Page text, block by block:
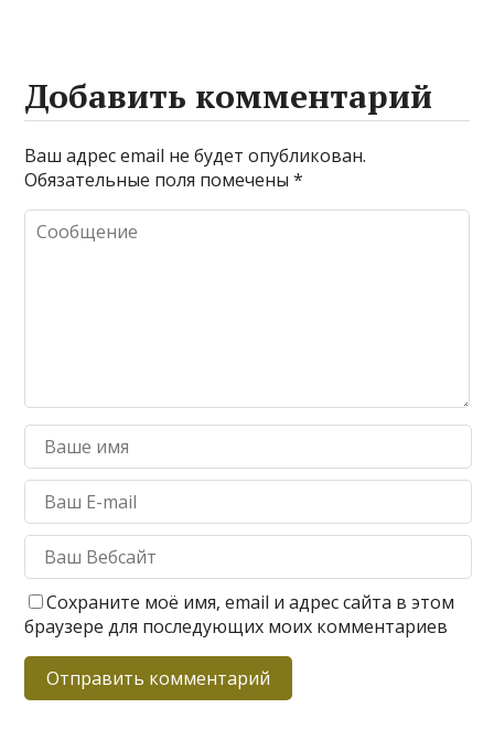
Добавить комментарий
Ваш адрес email не будет опубликован.
Обязательные поля помечены*
Сохраните моё имя, email и адрес сайта в этом
браузере для последующих моих комментариев